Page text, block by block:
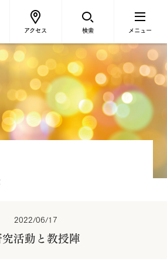
アクセス 検索 メニュー
2022/06/17
活動と教授陣